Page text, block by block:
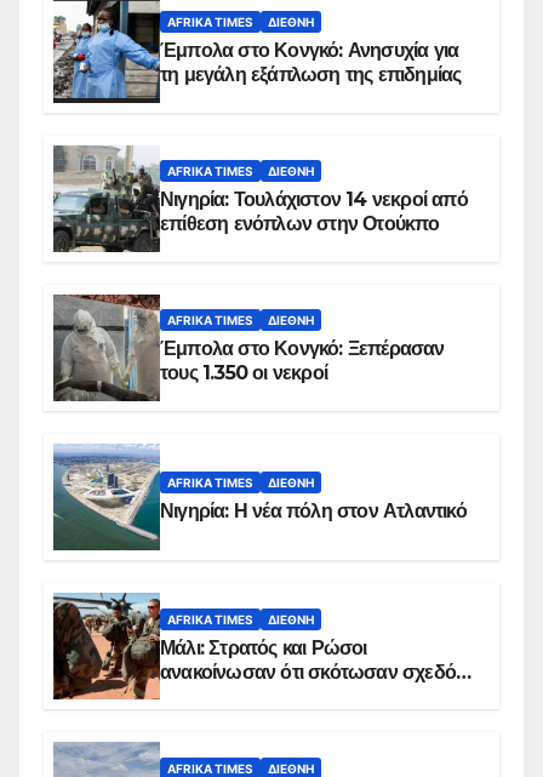
AFRIKA TIMES ΔΙΕΘΝΉ
Έμπολα στο Κονγκό: Ανησυχία για
τη μεγάλη εξάπλωση της επιδημίας
AFRIKA TIMES ΔΙΕΘΝΉ
Νιγηρία: Τουλάχιστον 14 νεκροί από
επίθεση ενόπλων στην Οτούκπο
AFRIKA TIMES ΔΙΕΘΝΉ
Έμπολα στο Κονγκό: Ξεπέρασαν
τους 1.350 οι νεκροί
AFRIKA TIMES ΔΙΕΘΝΉ
Νιγηρία: Η νέα πόλη στον Ατλαντικό
AFRIKA TIMES ΔΙΕΘΝΉ
Μάλι: Στρατός και Ρώσοι
ανακοίνωσαν ότι σκότωσαν σχεδόν
AFRIKA TIMES ΔΙΕΘΝΉ